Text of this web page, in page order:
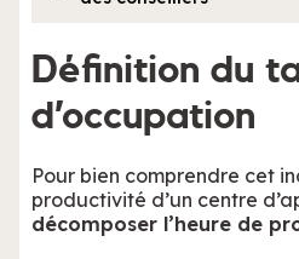
Définition du
d’occupation
Pour bien comprendre cet
productivité d’un centre
décomposer l’heure de